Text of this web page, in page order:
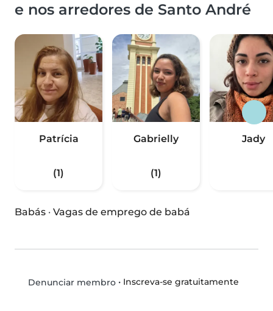
e nos arredores de Santo André
Patrícia
(1)
Gabrielly
(1)
Jady
Babás · Vagas de emprego de babá
Denunciar membro• Inscreva-se gratuitamente